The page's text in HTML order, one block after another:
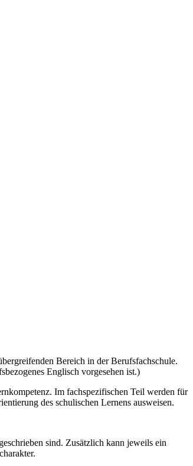
Bereich in der Berufsfachschule.
Englisch vorgesehen ist.)
Im fachspezifischen Teil werden für
des schulischen Lernens ausweisen.
sind. Zusätzlich kann jeweils ein